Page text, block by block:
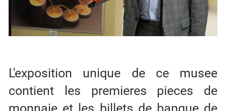
L'exposition unique de ce musee
contient les premieres pieces de